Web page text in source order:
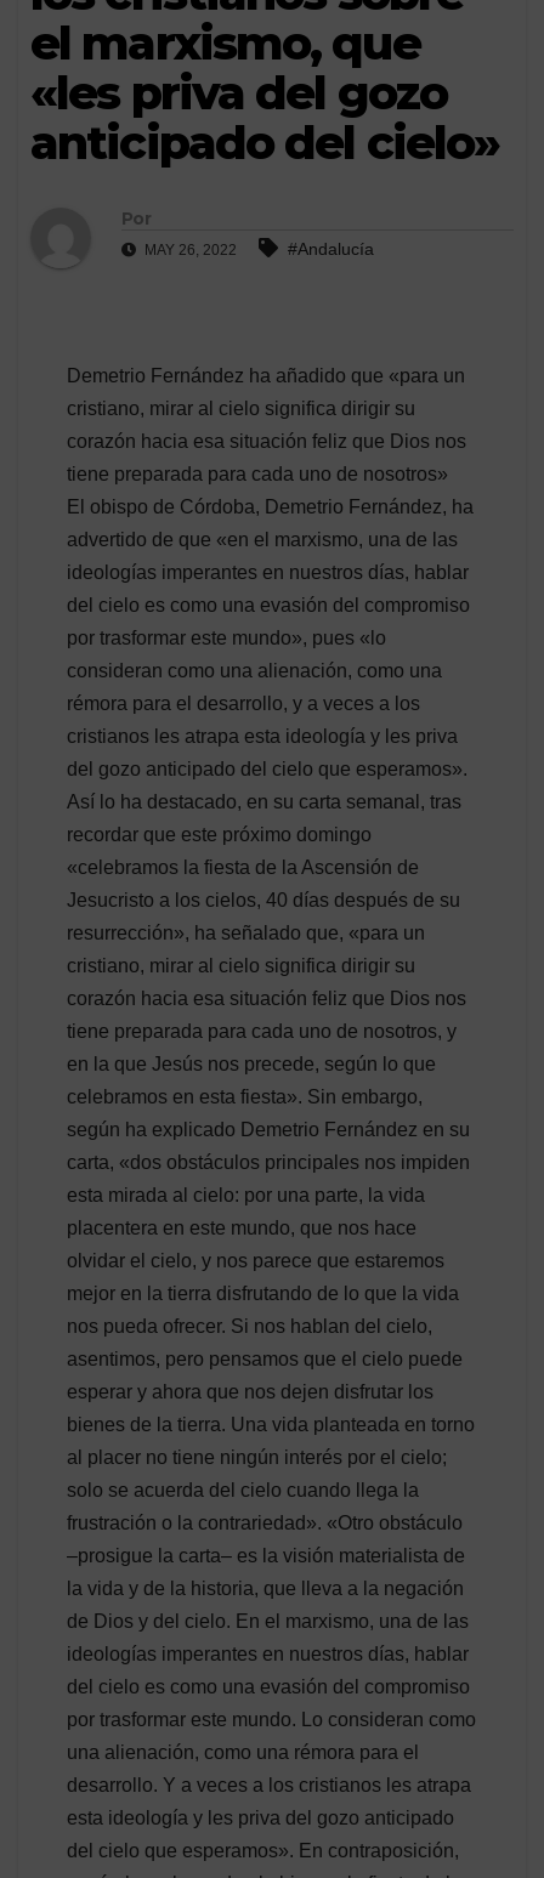
el marxismo, que
«les priva del gozo
anticipado del cielo»
Por
MAY 26, 2022 #Andalucía
Demetrio Fernández ha añadido que «para un
cristiano, mirar al cielo significa dirigir su
corazón hacia esa situación feliz que Dios nos
tiene preparada para cada uno de nosotros»
El obispo de Córdoba, Demetrio Fernández, ha
advertido de que «en el marxismo, una de las
ideologías imperantes en nuestros días, hablar
del cielo es como una evasión del compromiso
por trasformar este mundo», pues «lo
consideran como una alienación, como una
rémora para el desarrollo, y a veces a los
cristianos les atrapa esta ideología y les priva
del gozo anticipado del cielo que esperamos».
Así lo ha destacado, en su carta semanal, tras
recordar que este próximo domingo
«celebramos la fiesta de la Ascensión de
Jesucristo a los cielos, 40 días después de su
resurrección», ha señalado que, «para un
cristiano, mirar al cielo significa dirigir su
corazón hacia esa situación feliz que Dios nos
tiene preparada para cada uno de nosotros, y
en la que Jesús nos precede, según lo que
celebramos en esta fiesta». Sin embargo,
según ha explicado Demetrio Fernández en su
carta, «dos obstáculos principales nos impiden
esta mirada al cielo: por una parte, la vida
placentera en este mundo, que nos hace
olvidar el cielo, y nos parece que estaremos
mejor en la tierra disfrutando de lo que la vida
nos pueda ofrecer. Si nos hablan del cielo,
asentimos, pero pensamos que el cielo puede
esperar y ahora que nos dejen disfrutar los
bienes de la tierra. Una vida planteada en torno
al placer no tiene ningún interés por el cielo;
solo se acuerda del cielo cuando llega la
frustración o la contrariedad». «Otro obstáculo
–prosigue la carta– es la visión materialista de
la vida y de la historia, que lleva a la negación
de Dios y del cielo. En el marxismo, una de las
ideologías imperantes en nuestros días, hablar
del cielo es como una evasión del compromiso
por trasformar este mundo. Lo consideran como
una alienación, como una rémora para el
desarrollo. Y a veces a los cristianos les atrapa
esta ideología y les priva del gozo anticipado
del cielo que esperamos». En contraposición,